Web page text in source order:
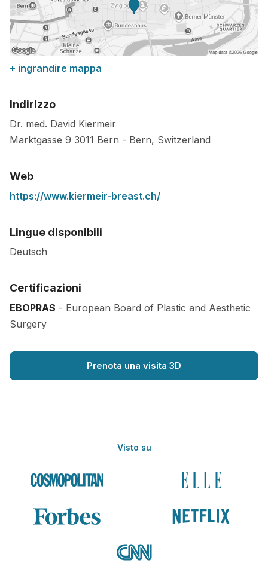
+ ingrandire mappa
Indirizzo
Dr. med. David Kiermeir
Marktgasse 9 3011 Bern - Bern, Switzerland
Web
https://www.kiermeir-breast.ch/
Lingue disponibili
Deutsch
Certificazioni
EBOPRAS - European Board of Plastic and Aesthetic
Surgery
Prenota una visita 3D
Visto su